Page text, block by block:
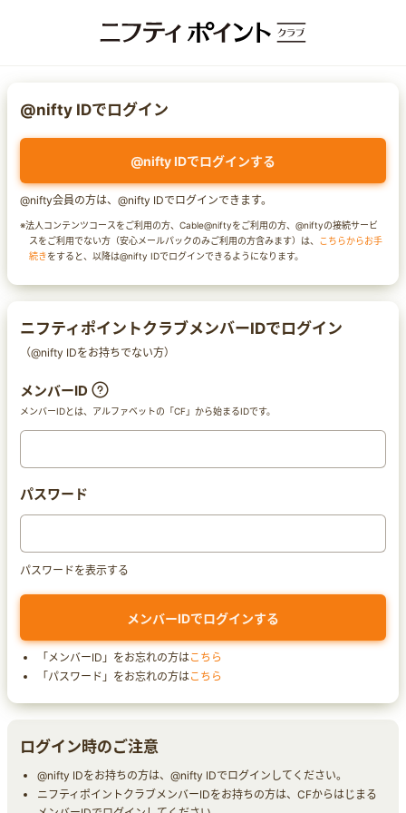
@nifty IDでログイン
@nifty IDでログインする
@nifty会員の方は、@nifty IDでログインできます。
※法人コンテンツコースをご利用の方、Cable@niftyをご利用の方、@niftyの接続サービ
スをご利用でない方（安心メールパックのみご利用の方含みます）は、 こちらからお手
続きをすると、以降は@nifty IDでログインできるようになります。
ニフティポイントクラブメンバーIDでログイン
（@nifty IDをお持ちでない方）
メンバーID
メンバーIDとは、アルファベットの「CF」から始まるIDです。
パスワード
パスワードを表示する
「メンバーID」をお忘れの方はこちら
「パスワード」をお忘れの方はこちら
ログイン時のご注意
@nifty IDをお持ちの方は、@nifty IDでログインしてください。
ニフティポイントクラブメンバーIDをお持ちの方は、CFからはじまる